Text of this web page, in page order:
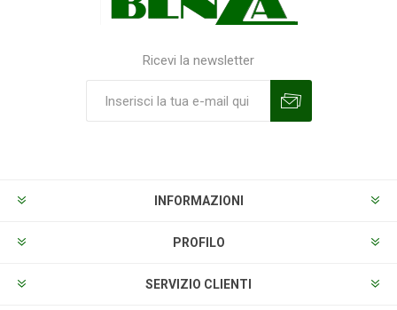
Ricevi la newsletter
INFORMAZIONI
PROFILO
SERVIZIO CLIENTI